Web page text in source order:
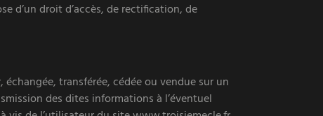
d’un droit d’accès, de rectification, de
transférée, cédée ou vendue sur un
des dites informations à l’éventuel